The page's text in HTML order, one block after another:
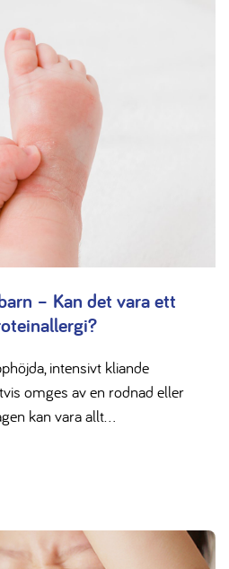
– Kan det vara ett
intensivt kliande
omges av en rodnad eller
kan vara allt...